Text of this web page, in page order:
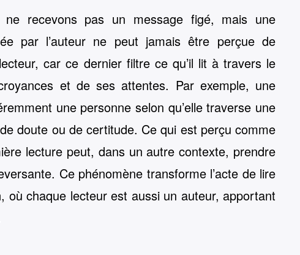
ne recevons pas un message figé, mais une
par l’auteur ne peut jamais être perçue de
car ce dernier filtre ce qu’il lit à travers le
et de ses attentes. Par exemple, une
une personne selon qu’elle traverse une
doute ou de certitude. Ce qui est perçu comme
lecture peut, dans un autre contexte, prendre
Ce phénomène transforme l’acte de lire
où chaque lecteur est aussi un auteur, apportant